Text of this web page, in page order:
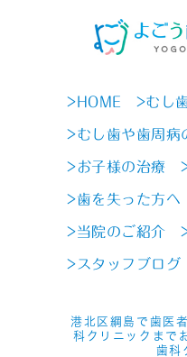
>HOME >むし
>むし歯や歯周病
>お子様の治療
>歯を失った方へ
>当院のご紹介
>スタッフブログ
港北区綱島で歯医
科クリニックまで
歯科